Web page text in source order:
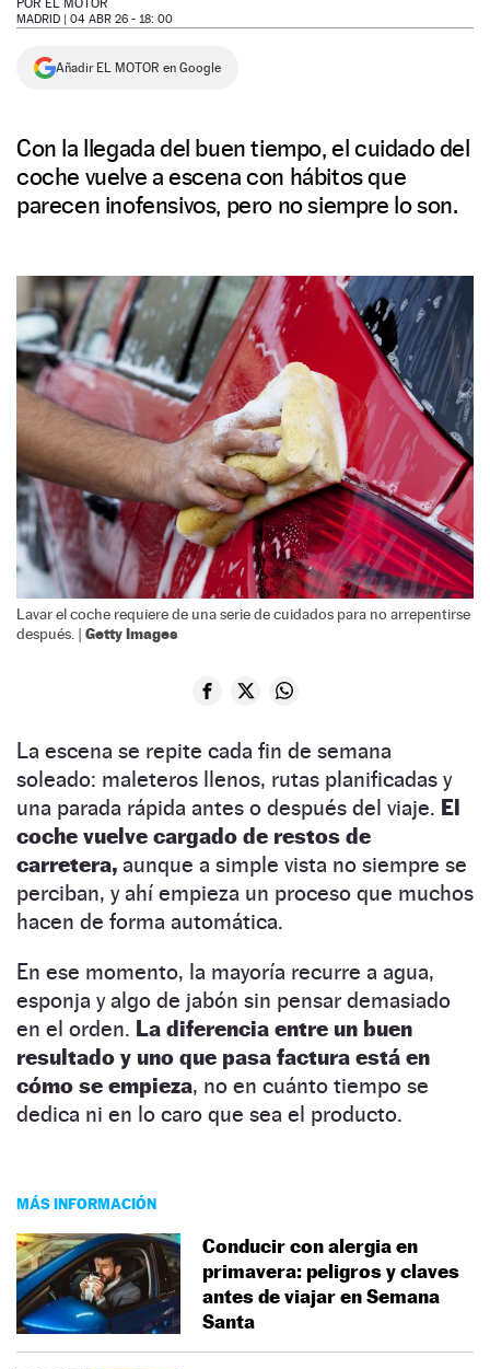
NEWSLETTER
POR EL MOTOR
MADRID | 04 ABR 26 - 18: 00
Añadir EL MOTOR en Google
Con la llegada del buen tiempo, el cuidado del
coche vuelve a escena con hábitos que
parecen inofensivos, pero no siempre lo son.
Lavar el coche requiere de una serie de cuidados para no arrepentirse
después. | Getty Images
La escena se repite cada fin de semana
soleado: maleteros llenos, rutas planificadas y
una parada rápida antes o después del viaje. El
coche vuelve cargado de restos de
carretera, aunque a simple vista no siempre se
perciban, y ahí empieza un proceso que muchos
hacen de forma automática.
En ese momento, la mayoría recurre a agua,
esponja y algo de jabón sin pensar demasiado
en el orden. La diferencia entre un buen
resultado y uno que pasa factura está en
cómo se empieza, no en cuánto tiempo se
dedica ni en lo caro que sea el producto.
MÁS INFORMACIÓN
Conducir con alergia en
primavera: peligros y claves
antes de viajar en Semana
Santa